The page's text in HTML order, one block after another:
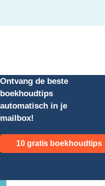
Ontvang de beste
boekhoudtips
automatisch in je
mailbox!
10 gratis boekhoudtips